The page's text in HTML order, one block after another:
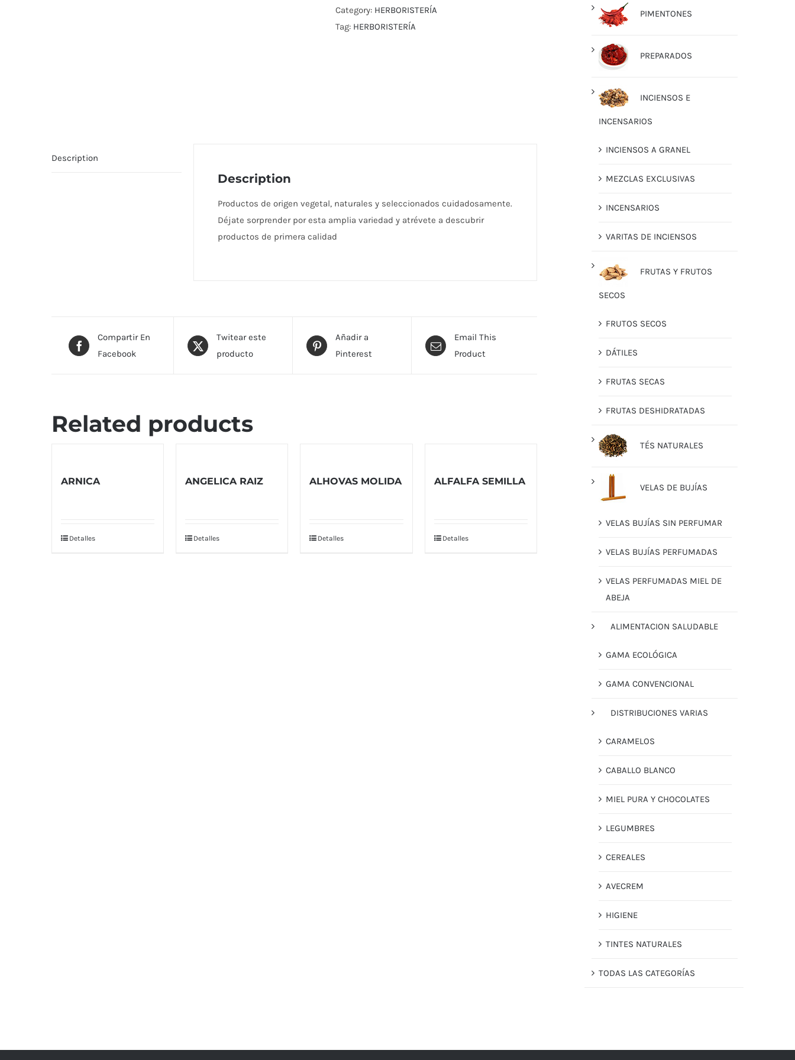
Category: HERBORISTERÍA
Tag: HERBORISTERÍA
Description
Description
Productos de origen vegetal, naturales y seleccionados cuidadosamente.
Déjate sorprender por esta amplia variedad y atrévete a descubrir
productos de primera calidad
Compartir En
Facebook
Twitear este
producto
Añadir a
Pinterest
Email This
Product
Related products
ARNICA
Detalles
ANGELICA RAIZ
Detalles
ALHOVAS MOLIDA
Detalles
ALFALFA SEMILLA
Detalles
PIMENTONES
PREPARADOS
INCIENSOS E
INCENSARIOS
INCIENSOS A GRANEL
MEZCLAS EXCLUSIVAS
INCENSARIOS
VARITAS DE INCIENSOS
FRUTAS Y FRUTOS
SECOS
FRUTOS SECOS
DÁTILES
FRUTAS SECAS
FRUTAS DESHIDRATADAS
TÉS NATURALES
VELAS DE BUJÍAS
VELAS BUJÍAS SIN PERFUMAR
VELAS BUJÍAS PERFUMADAS
VELAS PERFUMADAS MIEL DE
ABEJA
ALIMENTACION SALUDABLE
GAMA ECOLÓGICA
GAMA CONVENCIONAL
DISTRIBUCIONES VARIAS
CARAMELOS
CABALLO BLANCO
MIEL PURA Y CHOCOLATES
LEGUMBRES
CEREALES
AVECREM
HIGIENE
TINTES NATURALES
TODAS LAS CATEGORÍAS